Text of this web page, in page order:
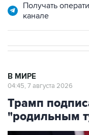
Получать
канале
В МИРЕ
04:45, 7 августа 2026
Трамп
"родильным